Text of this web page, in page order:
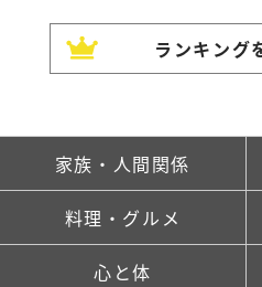
ランキング
家族・人間関係
料理・グルメ
心と体